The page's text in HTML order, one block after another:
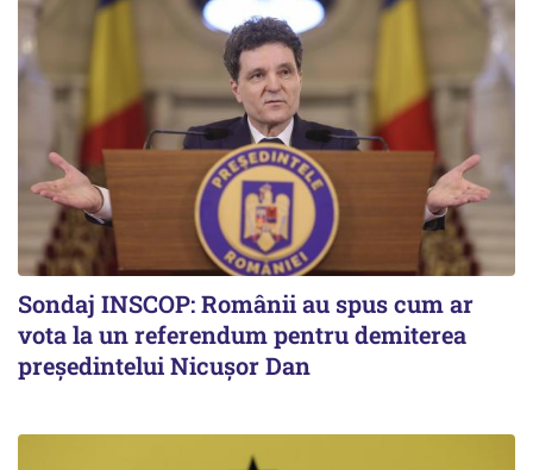
Sondaj INSCOP: Românii au spus cum ar
vota la un referendum pentru demiterea
președintelui Nicușor Dan